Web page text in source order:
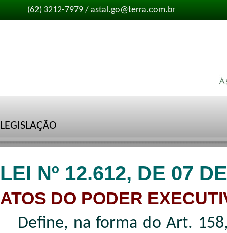
(62) 3212-7979 / astal.go@terra.com.br
LEGISLAÇÃO
LEI Nº 12.612, DE 07
ATOS DO PODER
Define, na forma do Art.